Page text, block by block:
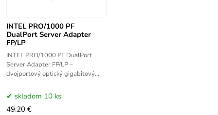
INTEL PRO/1000 PF
DualPort Server Adapter
FP/LP
INTEL PRO/1000 PF DualPort
Server Adapter FP/LP –
dvojportový optický gigabitový
konektormi a PCI Express
rozhraním. Dodávaný s
skladom 10 ks
49.20 €